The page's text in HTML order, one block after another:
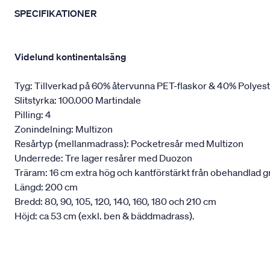
SPECIFIKATIONER
Videlund kontinentalsäng
Tyg: Tillverkad på 60% återvunna PET-flaskor & 40%
Slitstyrka: 100.000 Martindale
Pilling: 4
Zonindelning: Multizon
Resårtyp (mellanmadrass): Pocketresår med Multizon
Underrede: Tre lager resårer med Duozon
Träram: 16 cm extra hög och kantförstärkt från obehandlad
Längd: 200 cm
Bredd: 80, 90, 105, 120, 140, 160, 180 och 210 cm
Höjd: ca 53 cm (exkl. ben & bäddmadrass).